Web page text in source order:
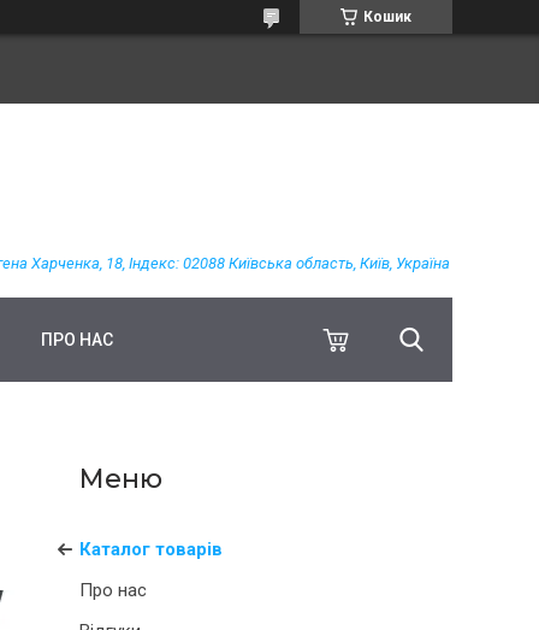
Кошик
Харченка, 18, Індекс: 02088 Київська область, Київ, Україна
ПРО НАС
Каталог товарів
Про нас